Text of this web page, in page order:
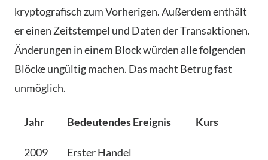
kryptografisch zum Vorherigen. Außerdem enthält
er einen Zeitstempel und Daten der Transaktionen.
Änderungen in einem Block würden alle folgenden
Blöcke ungültig machen. Das macht Betrug fast
unmöglich.
Jahr Bedeutendes Ereignis Kurs
2009 Erster Handel